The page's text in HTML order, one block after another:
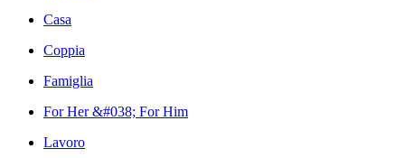
Casa
Coppia
Famiglia
For Her &#038; For Him
Lavoro